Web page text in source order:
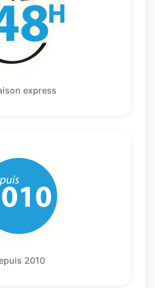
express
2010